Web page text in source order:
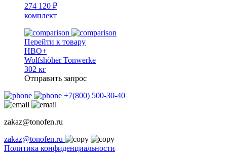
274 120 ₽
комплект
Перейти к товару
HBO+
Wolfshöher Tonwerke
302 кг
Отправить запрос
+7(800) 500-30-40
zakaz@tonofen.ru
zakaz@tonofen.ru
Политика конфиденциальности